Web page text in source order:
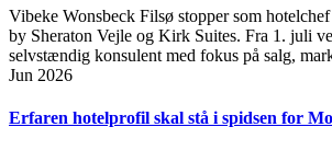
Vibeke Wonsbeck Filsø stopper som
by Sheraton Vejle og Kirk Suites. Fra 1. juli
selvstændig konsulent med fokus på salg,
Jun 2026
Erfaren hotelprofil skal stå i spidsen for